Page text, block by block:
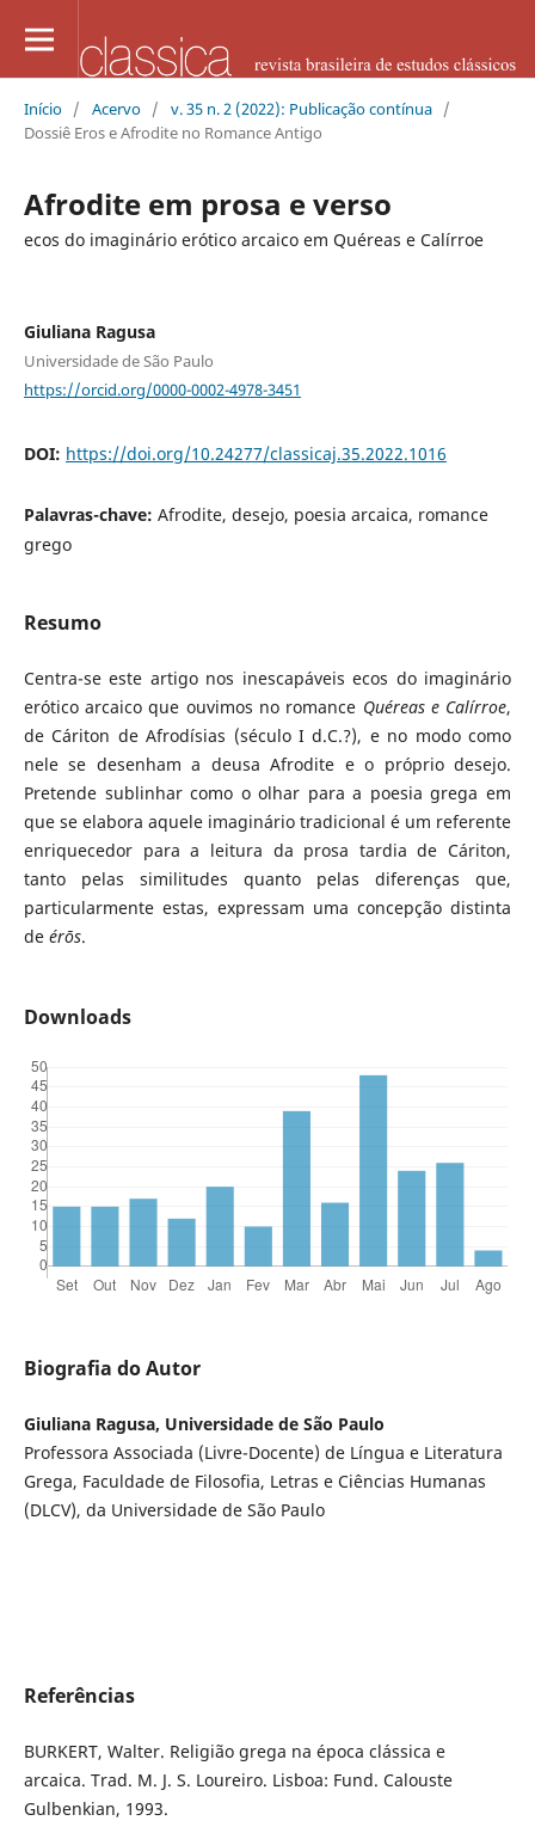
Início / Acervo / v. 35 n. 2 (2022): Publicação contínua /
Dossiê Eros e Afrodite no Romance Antigo
Afrodite em prosa e verso
ecos do imaginário erótico arcaico em Quéreas e Calírroe
Giuliana Ragusa
Universidade de São Paulo
https://orcid.org/0000-0002-4978-3451
DOI: https://doi.org/10.24277/classicaj.35.2022.1016
Palavras-chave: Afrodite, desejo, poesia arcaica, romance
grego
Resumo
Centra-se este artigo nos inescapáveis ecos do imaginário
erótico arcaico que ouvimos no romance Quéreas e Calírroe,
de Cáriton de Afrodísias (século I d.C.?), e no modo como
nele se desenham a deusa Afrodite e o próprio desejo.
Pretende sublinhar como o olhar para a poesia grega em
que se elabora aquele imaginário tradicional é um referente
enriquecedor para a leitura da prosa tardia de Cáriton,
tanto pelas similitudes quanto pelas diferenças que,
particularmente estas, expressam uma concepção distinta
de érōs.
Downloads
Biografia do Autor
Giuliana Ragusa, Universidade de São Paulo
Professora Associada (Livre-Docente) de Língua e Literatura
Grega, Faculdade de Filosofia, Letras e Ciências Humanas
(DLCV), da Universidade de São Paulo
Referências
BURKERT, Walter. Religião grega na época clássica e
arcaica. Trad. M. J. S. Loureiro. Lisboa: Fund. Calouste
Gulbenkian, 1993.